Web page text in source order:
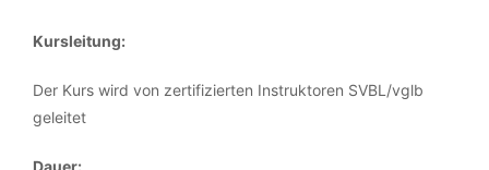
Kursleitung:
Der Kurs wird von zertifizierten Instruktoren SVBL/vglb
geleitet
Dauer: